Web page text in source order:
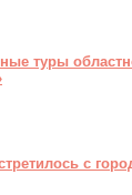
туры
с